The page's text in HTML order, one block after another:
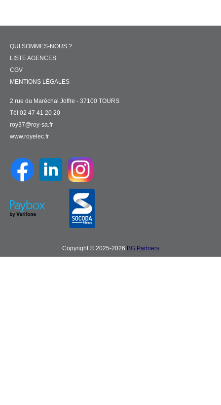
QUI SOMMES-NOUS ?
LISTE AGENCES
CGV
MENTIONS LÉGALES
2 rue du Maréchal Joffre - 37100 TOURS
Tél 02 47 41 20 20
roy37@roy-sa.fr
www.royelec.fr
Copyright © 2025-2026 BG Partners